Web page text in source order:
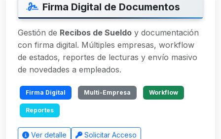
Firma Digital de Documentos
Gestión de Recibos de Sueldo y documentación
con firma digital. Múltiples empresas, workflow
de estados, reportes de lecturas y envío masivo
de novedades a empleados.
Firma Digital Multi-Empresa Workflow
Reportes
Ver detalle Solicitar Acceso